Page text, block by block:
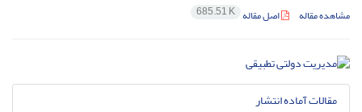
مشاهده مقاله اصل مقاله 685.51 K
مقالات آماده انتشار